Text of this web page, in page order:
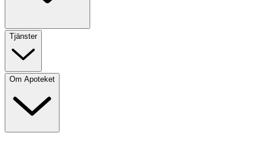
Tjänster
Om Apoteket